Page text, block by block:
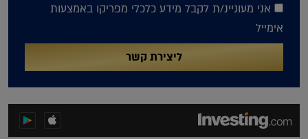
אני מעוניינ/ת לקבל מידע כלכלי מפריקו באמצעות
אימייל
ליצירת קשר